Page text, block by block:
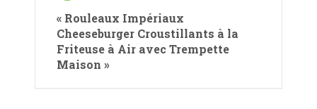
« Rouleaux Impériaux
Cheeseburger Croustillants à la
Friteuse à Air avec Trempette
Maison »